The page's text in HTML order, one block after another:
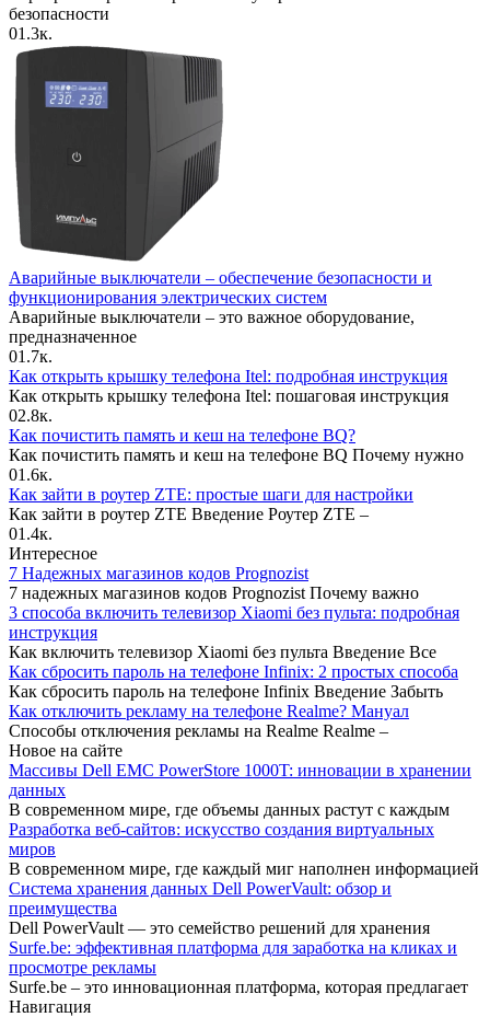
безопасности
01.3к.
Аварийные выключатели – обеспечение безопасности и
функционирования электрических систем
Аварийные выключатели – это важное оборудование,
предназначенное
01.7к.
Как открыть крышку телефона Itel: подробная инструкция
Как открыть крышку телефона Itel: пошаговая инструкция
02.8к.
Как почистить память и кеш на телефоне BQ?
Как почистить память и кеш на телефоне BQ Почему нужно
01.6к.
Как зайти в роутер ZTE: простые шаги для настройки
Как зайти в роутер ZTE Введение Роутер ZTE –
01.4к.
Интересное
7 Надежных магазинов кодов Prognozist
7 надежных магазинов кодов Prognozist Почему важно
3 способа включить телевизор Xiaomi без пульта: подробная
инструкция
Как включить телевизор Xiaomi без пульта Введение Все
Как сбросить пароль на телефоне Infinix: 2 простых способа
Как сбросить пароль на телефоне Infinix Введение Забыть
Как отключить рекламу на телефоне Realme? Мануал
Способы отключения рекламы на Realme Realme –
Новое на сайте
Массивы Dell EMC PowerStore 1000T: инновации в хранении
данных
В современном мире, где объемы данных растут с каждым
Разработка веб-сайтов: искусство создания виртуальных
миров
В современном мире, где каждый миг наполнен информацией
Система хранения данных Dell PowerVault: обзор и
преимущества
Dell PowerVault — это семейство решений для хранения
Surfe.be: эффективная платформа для заработка на кликах и
просмотре рекламы
Surfe.be – это инновационная платформа, которая предлагает
Навигация